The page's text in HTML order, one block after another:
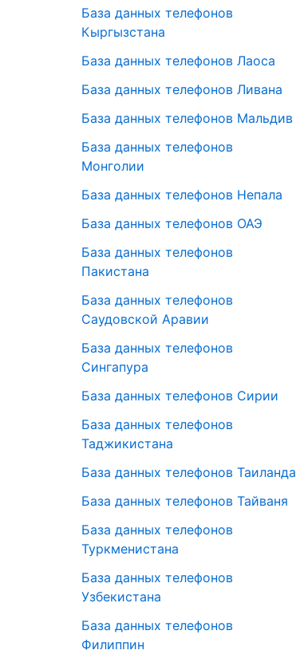
База данных телефонов
Кыргызстана
База данных телефонов Лаоса
База данных телефонов Ливана
База данных телефонов Мальдив
База данных телефонов
Монголии
База данных телефонов Непала
База данных телефонов ОАЭ
База данных телефонов
Пакистана
База данных телефонов
Саудовской Аравии
База данных телефонов
Сингапура
База данных телефонов Сирии
База данных телефонов
Таджикистана
База данных телефонов Таиланда
База данных телефонов Тайваня
База данных телефонов
Туркменистана
База данных телефонов
Узбекистана
База данных телефонов
Филиппин